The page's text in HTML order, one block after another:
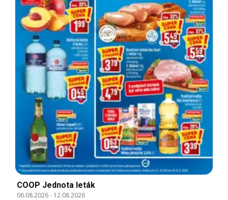
COOP Jednota leták
06.08.2026- 12.08.2026